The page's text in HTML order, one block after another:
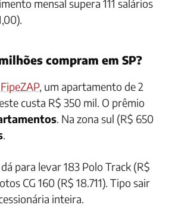
mensal supera 111 salários
compram em SP?
, um apartamento de 2
custa R$ 350 mil. O prêmio
. Na zona sul (R$ 650
.
dá para levar 183 Polo Track (R$
CG 160 (R$ 18.711). Tipo sair
inteira.